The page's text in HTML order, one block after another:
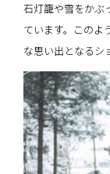
石灯籠や雪をかぶ
ています。このよ
な思い出となるシ